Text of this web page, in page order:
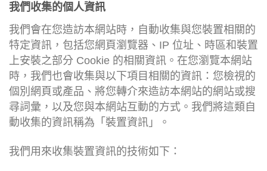
我們收集的個人資訊
我們會在您造訪本網站時，自動收集與您裝置相關的
特定資訊，包括您網頁瀏覽器、IP 位址、時區和裝置
上安裝之部分 Cookie 的相關資訊。在您瀏覽本網站
時，我們也會收集與以下項目相關的資訊：您檢視的
個別網頁或產品、將您轉介來造訪本網站的網站或搜
尋詞彙，以及您與本網站互動的方式。我們將這類自
動收集的資訊稱為「裝置資訊」。
我們用來收集裝置資訊的技術如下：